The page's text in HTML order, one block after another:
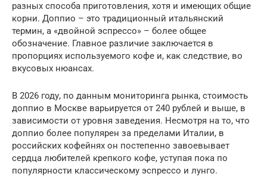
разных способа приготовления, хотя и имеющих общие
корни. Доппио – это традиционный итальянский
термин, а «двойной эспрессо» – более общее
обозначение. Главное различие заключается в
пропорциях используемого кофе и, как следствие, во
вкусовых нюансах.
В 2026 году, по данным мониторинга рынка, стоимость
доппио в Москве варьируется от 240 рублей и выше, в
зависимости от уровня заведения. Несмотря на то, что
доппио более популярен за пределами Италии, в
российских кофейнях он постепенно завоевывает
сердца любителей крепкого кофе, уступая пока по
популярности классическому эспрессо и лунго.